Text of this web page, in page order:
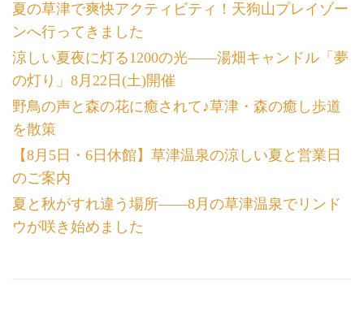
夏の草津で爽快アクティビティ！天狗山プレイゾー
ンへ行ってきました
涼しい夏夜に灯る1200の光――湯畑キャンドル「夢
の灯り」8月22日(土)開催
野鳥の声と森の花に癒されて♪草津・森の癒し歩道
を散策
【8月5日・6日休館】草津温泉の涼しい夏と営業日
のご案内
夏と秋がすれ違う場所――8月の草津温泉でリンド
ウが咲き始めました